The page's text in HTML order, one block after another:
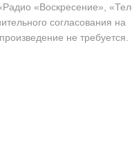
«Воскресение»,
согласования на
не требуется.